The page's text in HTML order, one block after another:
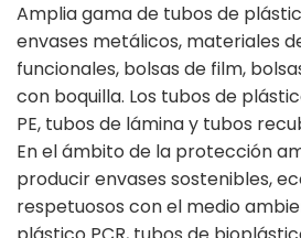
العربية
日本語
한국의
ไทย
Amplia gama de tubos de
envases metálicos, materiales
funcionales, bolsas de film,
con boquilla. Los tubos de
PE, tubos de lámina y tubos
En el ámbito de la protección
producir envases sostenibles,
respetuosos con el medio